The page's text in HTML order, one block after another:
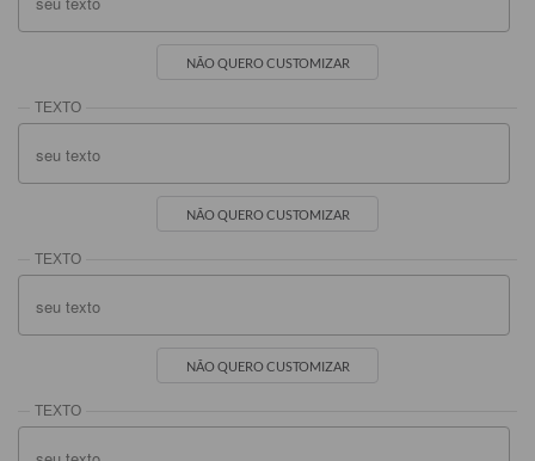
NÃO QUERO CUSTOMIZAR
NÃO QUERO CUSTOMIZAR
NÃO QUERO CUSTOMIZAR